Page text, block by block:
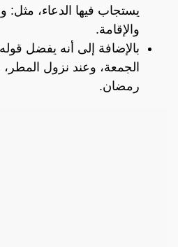
يستجاب فيها الدعاء، مثل:
والإقامة.
بالإضافة إلى أنه يفضل
الجمعة، وعند نزول
رمضان.